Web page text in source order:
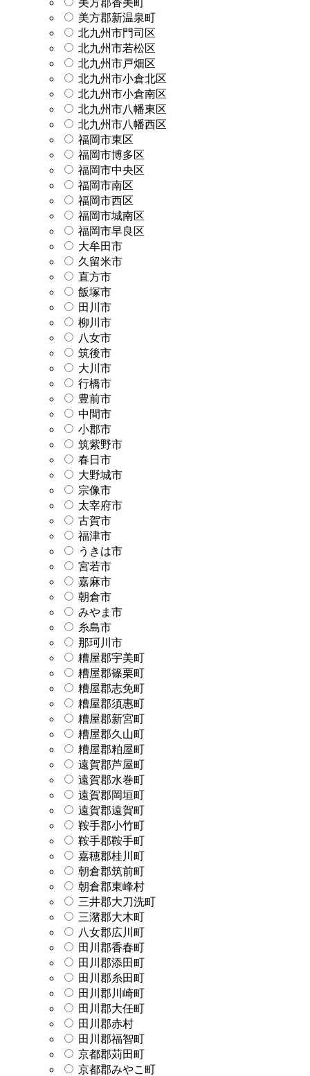
美方郡新温泉町
北九州市門司区
北九州市若松区
北九州市戸畑区
北九州市小倉北区
北九州市小倉南区
北九州市八幡東区
北九州市八幡西区
福岡市東区
福岡市博多区
福岡市中央区
福岡市南区
福岡市西区
福岡市城南区
福岡市早良区
大牟田市
久留米市
直方市
飯塚市
田川市
柳川市
八女市
筑後市
大川市
行橋市
豊前市
中間市
小郡市
筑紫野市
春日市
大野城市
宗像市
太宰府市
古賀市
福津市
うきは市
宮若市
嘉麻市
朝倉市
みやま市
糸島市
那珂川市
糟屋郡宇美町
糟屋郡篠栗町
糟屋郡志免町
糟屋郡須惠町
糟屋郡新宮町
糟屋郡久山町
糟屋郡粕屋町
遠賀郡芦屋町
遠賀郡水巻町
遠賀郡岡垣町
遠賀郡遠賀町
鞍手郡小竹町
鞍手郡鞍手町
嘉穂郡桂川町
朝倉郡筑前町
朝倉郡東峰村
三井郡大刀洗町
三潴郡大木町
八女郡広川町
田川郡香春町
田川郡添田町
田川郡糸田町
田川郡川崎町
田川郡大任町
田川郡赤村
田川郡福智町
京都郡苅田町
京都郡みやこ町